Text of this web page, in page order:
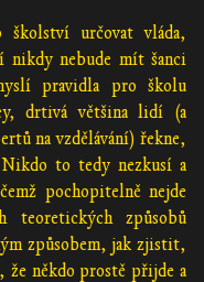
školství určovat vláda,
nikdy nebude mít šanci
pravidla pro školu
drtivá většina lidí (a
na vzdělávání) řekne,
to tedy nezkusí a
pochopitelně nejde
teoretických způsobů
způsobem, jak zjistit,
že někdo prostě přijde a